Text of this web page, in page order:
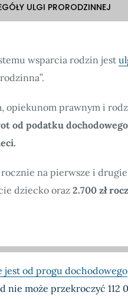
ULGI PRORODZINNEJ
wsparcia rodzin jest
opiekunom prawnym i
od podatku dochodowego
rocznie na pierwsze i
dziecko oraz2.700 zł
jest od progu dochodowego
może przekroczyć 112